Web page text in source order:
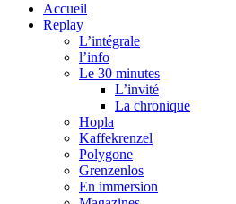
Accueil
Replay
L’intégrale
l’info
Le 30 minutes
L’invité
La chronique
Hopla
Kaffekrenzel
Polygone
Grenzenlos
En immersion